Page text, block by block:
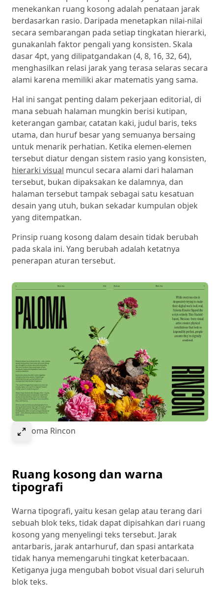
menekankan ruang kosong adalah penataan jarak
berdasarkan rasio. Daripada menetapkan nilai-nilai
secara sembarangan pada setiap tingkatan hierarki,
gunakanlah faktor pengali yang konsisten. Skala
dasar 4pt, yang dilipatgandakan (4, 8, 16, 32, 64),
menghasilkan relasi jarak yang terasa selaras secara
alami karena memiliki akar matematis yang sama.
Hal ini sangat penting dalam pekerjaan editorial, di
mana sebuah halaman mungkin berisi kutipan,
keterangan gambar, catatan kaki, judul baris, teks
utama, dan huruf besar yang semuanya bersaing
untuk menarik perhatian. Ketika elemen-elemen
tersebut diatur dengan sistem rasio yang konsisten,
hierarki visual muncul secara alami dari halaman
tersebut, bukan dipaksakan ke dalamnya, dan
halaman tersebut tampak sebagai satu kesatuan
desain yang utuh, bukan sekadar kumpulan objek
yang ditempatkan.
Prinsip ruang kosong dalam desain tidak berubah
pada skala ini. Yang berubah adalah ketatnya
penerapan aturan tersebut.
Select to expand image
© Paloma Rincon
Ruang kosong dan warna
tipografi
Warna tipografi, yaitu kesan gelap atau terang dari
sebuah blok teks, tidak dapat dipisahkan dari ruang
kosong yang menyelingi teks tersebut. Jarak
antarbaris, jarak antarhuruf, dan spasi antarkata
tidak hanya memengaruhi tingkat keterbacaan.
Ketiganya juga mengubah bobot visual dari seluruh
blok teks.